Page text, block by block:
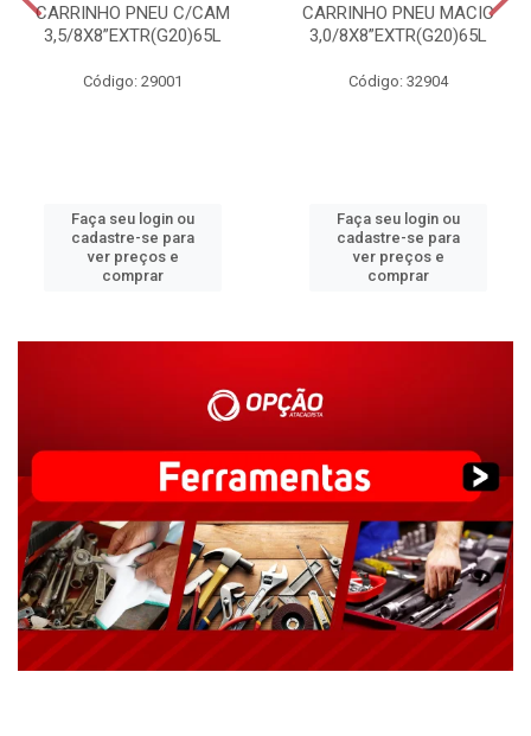
CARRINHO PNEU C/CAM
3,5/8X8”EXTR(G20)65L
Código: 29001
Faça seu login ou
cadastre-se para
ver preços e
comprar
CARRINHO PNEU MACIC
3,0/8X8”EXTR(G20)65L
Código: 32904
Faça seu login ou
cadastre-se para
ver preços e
comprar